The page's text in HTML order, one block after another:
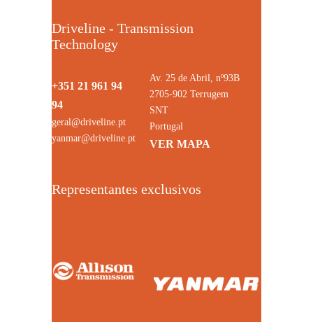
Driveline - Transmission
Technology
+351 21 961 94
94
geral@driveline.pt
yanmar@driveline.pt
Av. 25 de Abril, nº93B
2705-902 Terrugem
SNT
Portugal
VER MAPA
Representantes exclusivos